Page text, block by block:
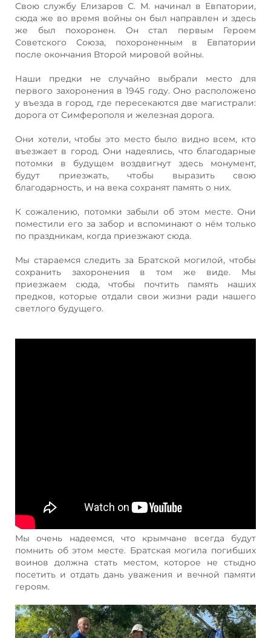
Свою службу Елизаров С. М. начинал в Евпатории,
сюда же во время войны он был направлен и здесь
же был похоронен. Он стал первым Героем
Советского Союза, похороненным в Евпатории
после окончания Второй мировой войны.
Наши предки не случайно выбрали место для
первого захоронения в 1945 году. Оно расположено
у въезда в город, где пересекаются две магистрали:
дорога от Симферополя и железная дорога.
Они хотели, чтобы это место было видно всем, кто
въезжает в город. Они надеялись, что благодарные
потомки в будущем воздвигнут здесь монумент,
будут приезжать, чтобы выразить свою
благодарность, и на века сохранят память о них.
К сожалению, потомки забыли об этом месте. Они
поместили его за забор и вспоминают о нём только
по праздникам, когда приезжают сюда.
Мы стараемся следить за Братской могилой, чтобы
сохранить захоронения в том же виде. Мы
приезжаем сюда, чтобы почтить память наших
предков, которые отдали свои жизни ради нашего
светлого будущего.
Мы очень надеемся, что крымчане всегда будут
помнить об этом месте. Братская могила погибших
воинов должна стать местом, которое не стыдно
посетить и отдать дань уважения и вечной памяти
героям.